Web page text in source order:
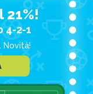
21%!
4-2-1
Novità!